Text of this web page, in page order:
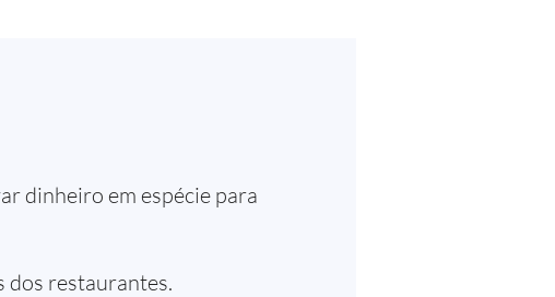
dinheiro em espécie para
dos restaurantes.